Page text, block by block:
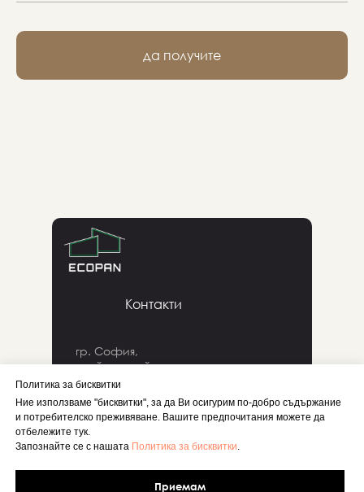
да получите
Политика за бисквитки
Ние използваме "бисквитки", за да Ви осигурим по-добро съдържание
и потребителско преживяване. Вашите предпочитания можете да
отбележите тук.
Запознайте се с нашата Политика за бисквитки.
Приемам
Контакти
гр. София,
ул. Йордан Йосифов 8б,
3 етаж, офис 12 a.
e-mail: project@ecopan.bg
+359889185690